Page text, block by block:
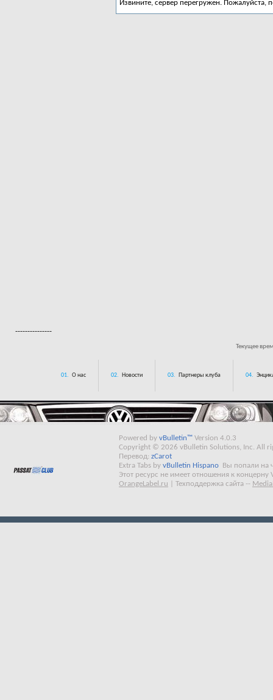
Извините, сервер перегружен. Пожалуйста,
---------------
Текущее
01. О нас 02. Новости 03. Партнеры клуба 04.
Powered by vBulletin™ Version 4.0.3
Copyright © 2026 vBulletin Solutions, Inc. All
Перевод: zCarot
Extra Tabs by vBulletin Hispano
Вы попали на
Этот ресурс не имеет отношения к концерну
OrangeLabel.ru
Техподдержка сайта --